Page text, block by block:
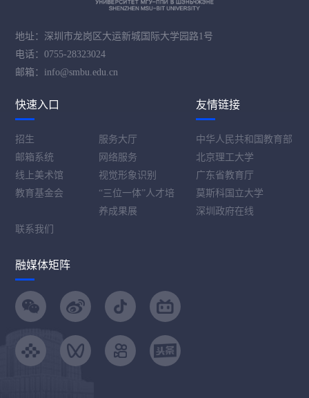
地址：深圳市龙岗区大运新城国际大学园路1号
电话：0755-28323024
邮箱：info@smbu.edu.cn
快速入口
招生
服务大厅
邮箱系统
网络服务
线上美术馆
视觉形象识别
教育基金会
“三位一体”人才培
养成果展
联系我们
友情链接
中华人民共和国教育部
北京理工大学
广东省教育厅
莫斯科国立大学
深圳政府在线
融媒体矩阵